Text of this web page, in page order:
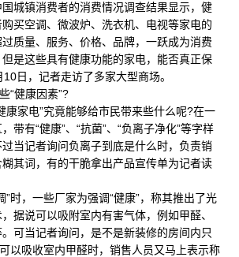
镇消费者的消费情况调查结果显示，健
买空调、微波炉、洗衣机、电视等家电的
质量、服务、价格、品牌，一跃成为消费
是这些具有健康功能的家电，能否真正保
日，记者走访了多家大型商场。
健康因素”?
家电”究竟能够给市民带来些什么呢?在一
带有“健康”、“抗菌”、“负离子净化”等字样
当记者询问负离子到底是什么时，负责销
其词，有的干脆拿出产品宣传单为记者读
，一些厂家为强调“健康”，称其推出了光
据说可以吸附室内有害气体，例如甲醛、
可当记者询问，是不是新装修的房间内只
以吸收室内甲醛时，销售人员又马上表示称